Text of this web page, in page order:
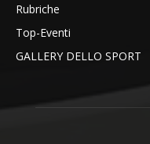
Rubriche
Top-Eventi
GALLERY DELLO SPORT